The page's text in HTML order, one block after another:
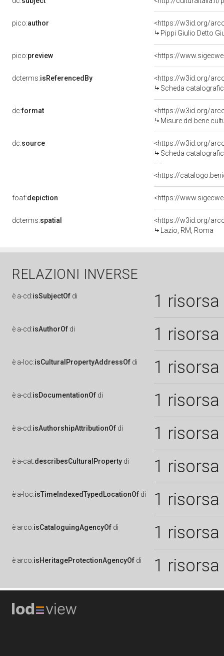
pico:author
<https://w3id.org/
Pippi Giulio Detto
pico:preview
dcterms:isReferencedBy
<https://w3id.org/
Scheda
dc:format
<https://w3id.org/
Misure del bene
dc:source
<https://w3id.org/
Scheda
<https://
foaf:depiction
dcterms:spatial
<https://w3id.org/
Lazio, RM, Roma
RELAZIONI INVERSE
è a-cd:isSubjectOf di 1 risorsa
è a-cd:isAuthorOf di 1 risorsa
è a-loc:isCulturalPropertyAddressOf di 1 risorsa
è a-cd:isDocumentationOf di 1 risorsa
è a-cd:isAuthorshipAttributionOf di 1 risorsa
è a-cat:describesCulturalProperty di 1 risorsa
è a-loc:isTimeIndexedTypedLocationOf di 1 risorsa
è arco:isCataloguingAgencyOf di 1 risorsa
è arco:isHeritageProtectionAgencyOf di 1 risorsa